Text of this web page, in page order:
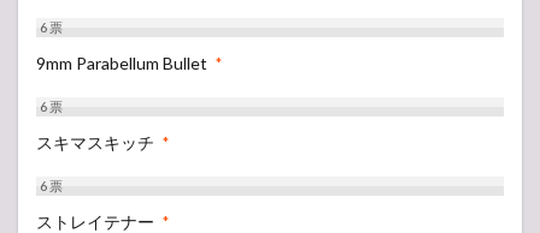
6票
9mm Parabellum Bullet *
6票
スキマスキッチ *
6票
ストレイテナー *